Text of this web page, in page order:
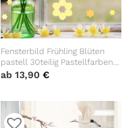
Fensterbild Frühling Blüten
pastell 30teilig Pastellfarben
wiederverwendbar, Dekoration
ab 13,90 €